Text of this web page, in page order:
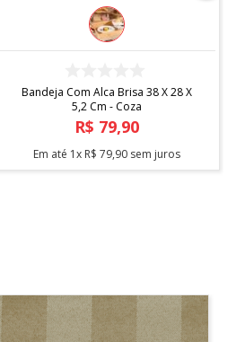
Escorredor Desmontavel Master
Cromado Blac C/bandeja Bica -
Arthi
R$ 104,90
Em até 2x R$ 52,45 sem juros